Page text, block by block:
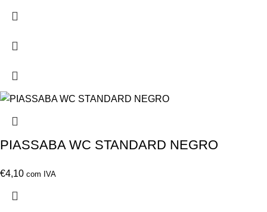
PIASSABA WC STANDARD NEGRO
€4,10 com IVA